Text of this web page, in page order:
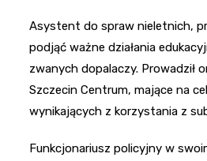
Asystent do spraw nieletnich,
podjąć ważne działania
zwanych dopalaczy. Prowadził
Szczecin Centrum, mające na
wynikających z korzystania z
Funkcjonariusz policyjny w